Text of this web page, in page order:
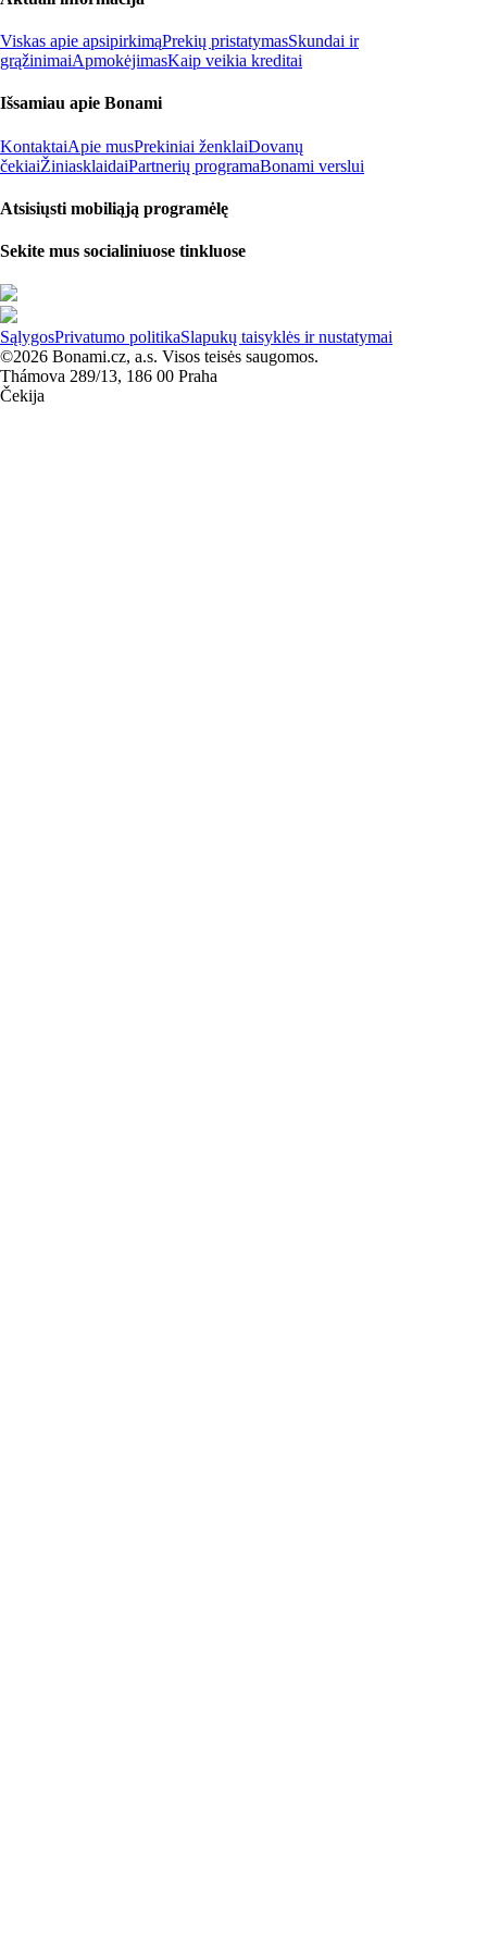
Viskas apie apsipirkimąPrekių pristatymasSkundai ir
grąžinimaiApmokėjimasKaip veikia kreditai
Išsamiau apie Bonami
KontaktaiApie musPrekiniai ženklaiDovanų
čekiaiŽiniasklaidaiPartnerių programaBonami verslui
Atsisiųsti mobiliąją programėlę
Sekite mus socialiniuose tinkluose
SąlygosPrivatumo politikaSlapukų taisyklės ir nustatymai
©2026 Bonami.cz, a.s. Visos teisės saugomos.
Thámova 289/13, 186 00 Praha
Čekija